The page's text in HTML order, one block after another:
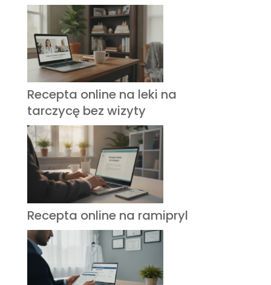
Recepta online na leki na
tarczycę bez wizyty
Recepta online na ramipryl